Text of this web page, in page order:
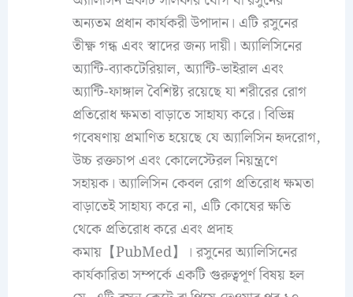
অন্যতম প্রধান কার্যকরী উপাদান। এটি রসুনের
তীক্ষ্ণ গন্ধ এবং স্বাদের জন্য দায়ী। অ্যালিসিনের
অ্যান্টি-ব্যাকটেরিয়াল, অ্যান্টি-ভাইরাল এবং
অ্যান্টি-ফাঙ্গাল বৈশিষ্ট্য রয়েছে যা শরীরের রোগ
প্রতিরোধ ক্ষমতা বাড়াতে সাহায্য করে। বিভিন্ন
গবেষণায় প্রমাণিত হয়েছে যে অ্যালিসিন হৃদরোগ,
উচ্চ রক্তচাপ এবং কোলেস্টেরল নিয়ন্ত্রণে
সহায়ক। অ্যালিসিন কেবল রোগ প্রতিরোধ ক্ষমতা
বাড়াতেই সাহায্য করে না, এটি কোষের ক্ষতি
থেকে প্রতিরোধ করে এবং প্রদাহ
কমায়【PubMed】। রসুনের অ্যালিসিনের
কার্যকারিতা সম্পর্কে একটি গুরুত্বপূর্ণ বিষয় হল